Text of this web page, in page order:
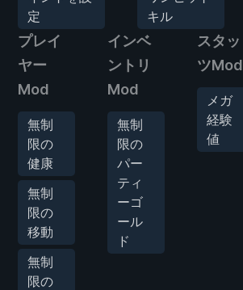
定
キル
プレイ
ヤー
Mod
無制
限の
健康
無制
限の
移動
無制
限の
インベ
ントリ
Mod
無制
限の
パー
ティ
ーゴ
ール
ド
スタッ
ツMod
メガ
経験
値